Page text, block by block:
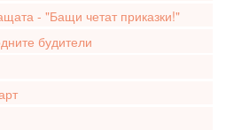
- "Бащи четат приказки!"
будители